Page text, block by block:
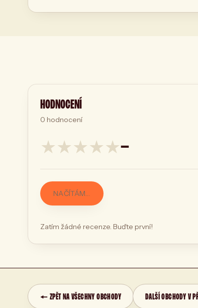
HODNOCENÍ
0 hodnocení
★★★★★—
NAČÍTÁM…
Zatím žádné recenze. Buďte první!
← ZPĚT NA VŠECHNY OBCHODY DALŠÍ OBCHODY V